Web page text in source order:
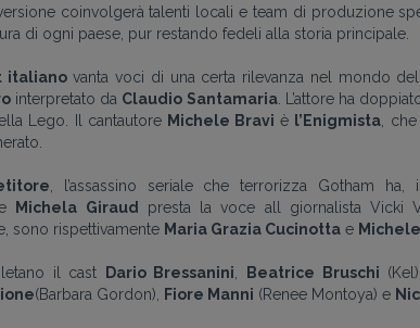
coinvolgerà talenti locali e team di produzione
di ogni paese, pur restando fedeli alla storia principale.
italianovanta voci di una certa rilevanza nel mondo
interpretato da Claudio Santamaria. L’attore ha
Lego. Il cantautore Michele Bravi è l’Enigmista ,
, l’assassino seriale che terrorizza Gotham ha ,
Michela Giraud
presta la voce all giornalista Vicki
sono rispettivamente Maria Grazia Cucinotta e
il cast Dario Bressanini Beatrice Bruschi
(Barbara Gordon) Fiore Manni (Renee Montoya) e